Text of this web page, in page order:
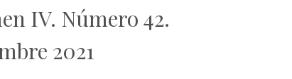
IV. Número 42.
2021